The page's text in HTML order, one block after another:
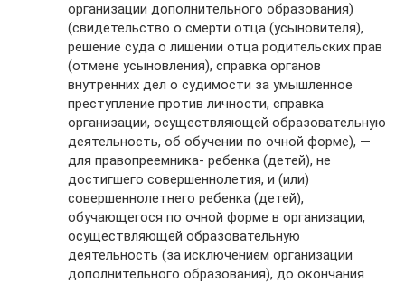
организации дополнительного образования)
(свидетельство о смерти отца (усыновителя),
решение суда о лишении отца родительских прав
(отмене усыновления), справка органов
внутренних дел о судимости за умышленное
преступление против личности, справка
организации, осуществляющей образовательную
деятельность, об обучении по очной форме), —
для правопреемника- ребенка (детей), не
достигшего совершеннолетия, и (или)
совершеннолетнего ребенка (детей),
обучающегося по очной форме в организации,
осуществляющей образовательную
деятельность (за исключением организации
дополнительного образования), до окончания